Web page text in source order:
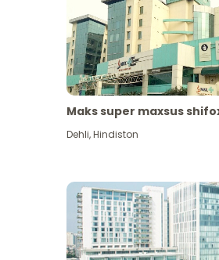
Maks super maxsus
Dehli,Hindiston